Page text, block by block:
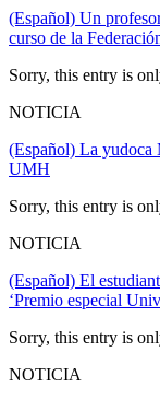
(Español) Un
curso de la
Sorry, this entry is
NOTICIA
(Español) La yudoca
UMH
Sorry, this entry is
NOTICIA
(Español) El
‘Premio especial
Sorry, this entry is
NOTICIA